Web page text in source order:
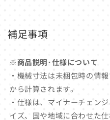
補足事項
※商品説明･仕様について
・機械寸法は未梱包時の情
から計算されます。
・仕様は、マイナーチェン
イズ、国や地域に合わせた